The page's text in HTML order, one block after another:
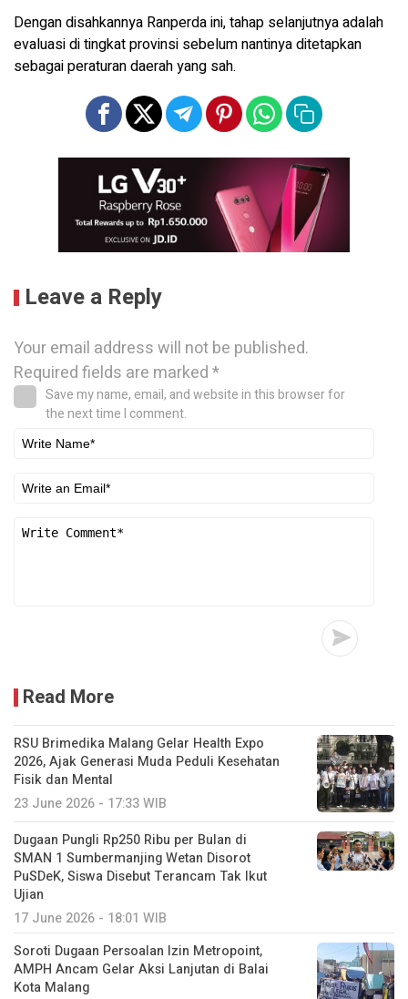
Dengan disahkannya Ranperda ini, tahap selanjutnya adalah
evaluasi di tingkat provinsi sebelum nantinya ditetapkan
sebagai peraturan daerah yang sah.
Leave a Reply
Your email address will not be published.
Required fields are marked*
Save my name, email, and website in this browser for
the next time I comment.
Read More
RSU Brimedika Malang Gelar Health Expo
2026, Ajak Generasi Muda Peduli Kesehatan
Fisik dan Mental
23 June 2026 - 17:33 WIB
Dugaan Pungli Rp250 Ribu per Bulan di
SMAN 1 Sumbermanjing Wetan Disorot
PuSDeK, Siswa Disebut Terancam Tak Ikut
Ujian
17 June 2026 - 18:01 WIB
Soroti Dugaan Persoalan Izin Metropoint,
AMPH Ancam Gelar Aksi Lanjutan di Balai
Kota Malang